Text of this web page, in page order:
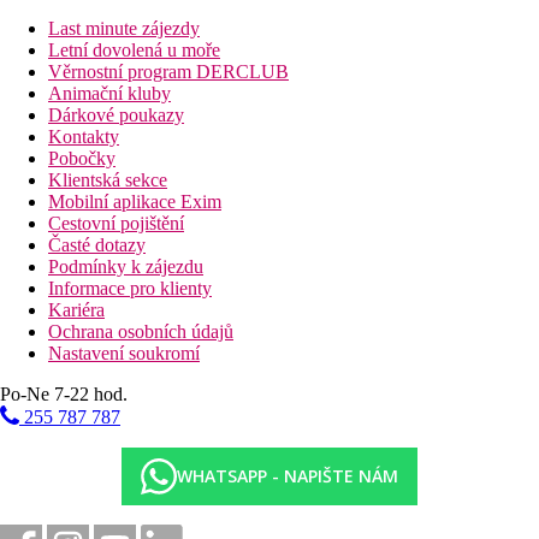
pokoje výše uvedené vybavení):
Pool dvoulůžkový pokoj, Deluxe, zahrada:
arabský dekor, výhled bazén nebo zahrada, Lokalizovány
v části Garden.
Rodinný pokoj, Masai:
situovány v prvním patře. Pokoj nemá TV. Lokalizovány
v části Masai.
Juniorsuite, Masai:
část, situovány v přízemí. Pokoj nemá TV. Lokalizovány
v části Masai.
Popis hotelu
částečná renovace v roce 2024
130 pokojů
2 recepce
bufetová restaurace
à la carte restaurace
5 barů
3 bazény
dětský bazének
Last minute zájezdy
Letní dovolená u moře
Věrnostní program DERCLUB
Animační kluby
Dárkové poukazy
Kontakty
Pobočky
Klientská sekce
Mobilní aplikace Exim
Cestovní pojištění
Časté dotazy
Podmínky k zájezdu
Informace pro klienty
Kariéra
Ochrana osobních údajů
Nastavení soukromí
Po-Ne 7-22 hod.
255 787 787
WHATSAPP - NAPIŠTE NÁM